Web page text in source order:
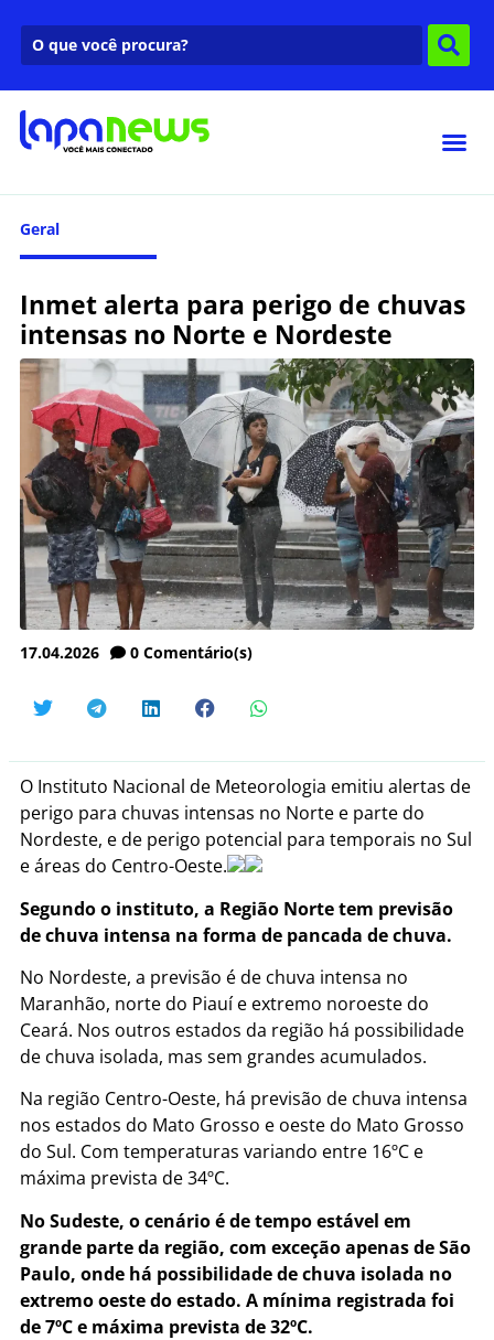
Geral
Inmet alerta para perigo de chuvas
intensas no Norte e Nordeste
17.04.2026 0 Comentário(s)
O Instituto Nacional de Meteorologia emitiu alertas de
perigo para chuvas intensas no Norte e parte do
Nordeste, e de perigo potencial para temporais no Sul
e áreas do Centro-Oeste.
Segundo o instituto, a Região Norte tem previsão
de chuva intensa na forma de pancada de chuva.
No Nordeste, a previsão é de chuva intensa no
Maranhão, norte do Piauí e extremo noroeste do
Ceará. Nos outros estados da região há possibilidade
de chuva isolada, mas sem grandes acumulados.
Na região Centro-Oeste, há previsão de chuva intensa
nos estados do Mato Grosso e oeste do Mato Grosso
do Sul. Com temperaturas variando entre 16ºC e
máxima prevista de 34ºC.
No Sudeste, o cenário é de tempo estável em
grande parte da região, com exceção apenas de São
Paulo, onde há possibilidade de chuva isolada no
extremo oeste do estado. A mínima registrada foi
de 7ºC e máxima prevista de 32ºC.